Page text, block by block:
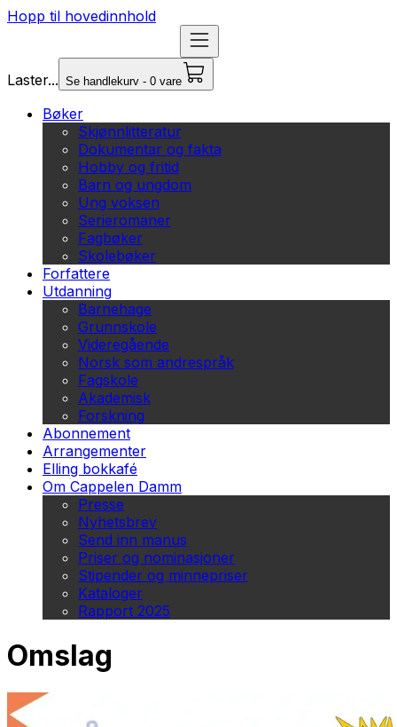
Hopp til hovedinnhold
Laster... Se handlekurv - 0 vare
Bøker
Skjønnlitteratur
Dokumentar og fakta
Hobby og fritid
Barn og ungdom
Ung voksen
Serieromaner
Fagbøker
Skolebøker
Forfattere
Utdanning
Barnehage
Grunnskole
Videregående
Norsk som andrespråk
Fagskole
Akademisk
Forskning
Abonnement
Arrangementer
Elling bokkafé
Om Cappelen Damm
Presse
Nyhetsbrev
Send inn manus
Priser og nominasjoner
Stipender og minnepriser
Kataloger
Rapport 2025
Omslag